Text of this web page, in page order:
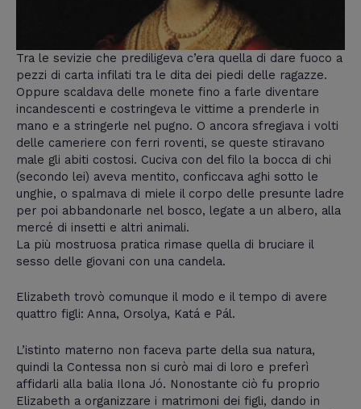
Tra le sevizie che prediligeva c’era quella di dare fuoco a
pezzi di carta infilati tra le dita dei piedi delle ragazze.
Oppure scaldava delle monete fino a farle diventare
incandescenti e costringeva le vittime a prenderle in
mano e a stringerle nel pugno. O ancora sfregiava i volti
delle cameriere con ferri roventi, se queste stiravano
male gli abiti costosi. Cuciva con del filo la bocca di chi
(secondo lei) aveva mentito, conficcava aghi sotto le
unghie, o spalmava di miele il corpo delle presunte ladre
per poi abbandonarle nel bosco, legate a un albero, alla
mercé di insetti e altri animali.
La più mostruosa pratica rimase quella di bruciare il
sesso delle giovani con una candela.
Elizabeth trovò comunque il modo e il tempo di avere
quattro figli: Anna, Orsolya, Katá e Pál.
L’istinto materno non faceva parte della sua natura,
quindi la Contessa non si curò mai di loro e preferì
affidarli alla balia Ilona Jó. Nonostante ciò fu proprio
Elizabeth a organizzare i matrimoni dei figli, dando in